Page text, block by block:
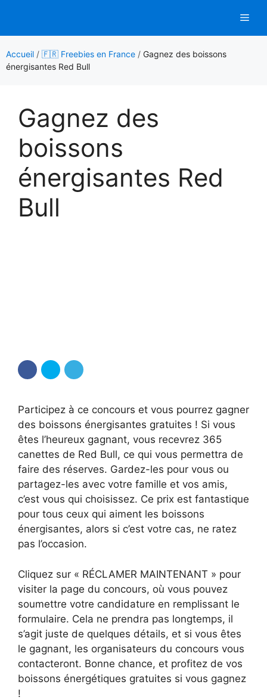
contenu
Accueil / 🇫🇷 Freebies en France / Gagnez des boissons
énergisantes Red Bull
Gagnez des
boissons
énergisantes Red
Bull
Participez à ce concours et vous pourrez gagner
des boissons énergisantes gratuites ! Si vous
êtes l’heureux gagnant, vous recevrez 365
canettes de Red Bull, ce qui vous permettra de
faire des réserves. Gardez-les pour vous ou
partagez-les avec votre famille et vos amis,
c’est vous qui choisissez. Ce prix est fantastique
pour tous ceux qui aiment les boissons
énergisantes, alors si c’est votre cas, ne ratez
pas l’occasion.
Cliquez sur « RÉCLAMER MAINTENANT » pour
visiter la page du concours, où vous pouvez
soumettre votre candidature en remplissant le
formulaire. Cela ne prendra pas longtemps, il
s’agit juste de quelques détails, et si vous êtes
le gagnant, les organisateurs du concours vous
contacteront. Bonne chance, et profitez de vos
boissons énergétiques gratuites si vous gagnez
!